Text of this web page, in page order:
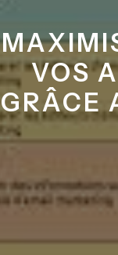
VOS
GRÂCE